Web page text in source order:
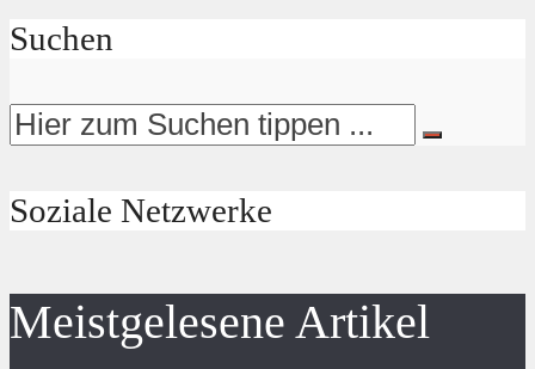
Suchen
Soziale Netzwerke
Meistgelesene Artikel